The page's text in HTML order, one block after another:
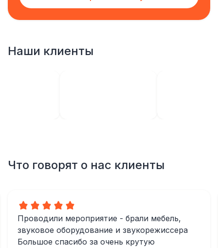
Наши клиенты
Что говорят о нас клиенты
Проводили мероприятие - брали мебель,
звуковое оборудование и звукорежиссера
Большое спасибо за очень крутую